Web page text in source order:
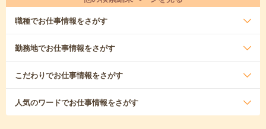
職種でお仕事情報をさがす
勤務地でお仕事情報をさがす
こだわりでお仕事情報をさがす
人気のワードでお仕事情報をさがす